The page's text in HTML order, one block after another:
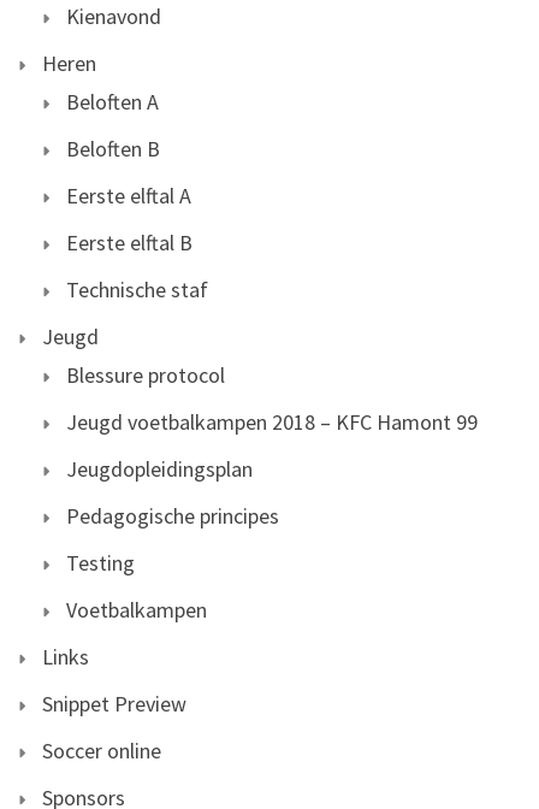
Kienavond
Heren
Beloften A
Beloften B
Eerste elftal A
Eerste elftal B
Technische staf
Jeugd
Blessure protocol
Jeugd voetbalkampen 2018 – KFC Hamont 99
Jeugdopleidingsplan
Pedagogische principes
Testing
Voetbalkampen
Links
Snippet Preview
Soccer online
Sponsors